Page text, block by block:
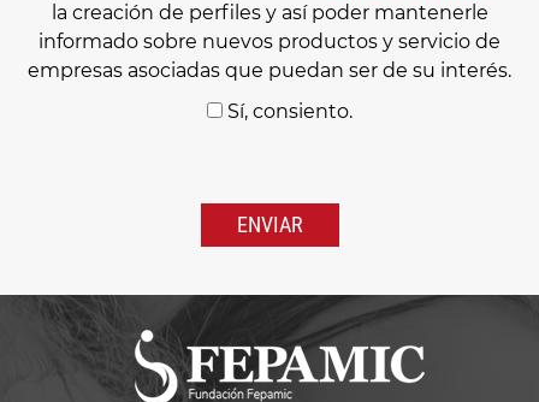
la creación de perfiles y así poder mantenerle
informado sobre nuevos productos y servicio de
empresas asociadas que puedan ser de su interés.
Sí, consiento.
favor,
deja
campo
vacío.